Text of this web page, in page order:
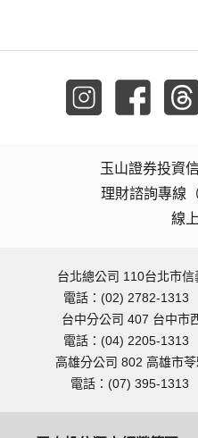
玉山證券投資
理財諮詢專線
線
台北總公司 110台北市
電話：(02) 2782-1313
台中分公司 407 台中市
電話：(04) 2205-1313
高雄分公司 802 高雄市
電話：(07) 395-1313